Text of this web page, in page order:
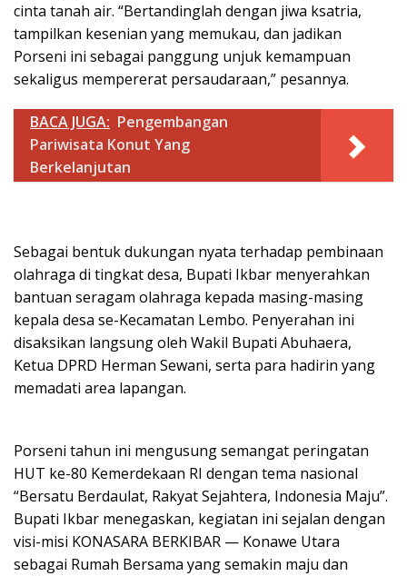
cinta tanah air. “Bertandinglah dengan jiwa ksatria,
tampilkan kesenian yang memukau, dan jadikan
Porseni ini sebagai panggung unjuk kemampuan
sekaligus mempererat persaudaraan,” pesannya.
BACA JUGA: Pengembangan
Pariwisata Konut Yang
Berkelanjutan
Sebagai bentuk dukungan nyata terhadap pembinaan
olahraga di tingkat desa, Bupati Ikbar menyerahkan
bantuan seragam olahraga kepada masing-masing
kepala desa se-Kecamatan Lembo. Penyerahan ini
disaksikan langsung oleh Wakil Bupati Abuhaera,
Ketua DPRD Herman Sewani, serta para hadirin yang
memadati area lapangan.
Porseni tahun ini mengusung semangat peringatan
HUT ke-80 Kemerdekaan RI dengan tema nasional
“Bersatu Berdaulat, Rakyat Sejahtera, Indonesia Maju”.
Bupati Ikbar menegaskan, kegiatan ini sejalan dengan
visi-misi KONASARA BERKIBAR — Konawe Utara
sebagai Rumah Bersama yang semakin maju dan